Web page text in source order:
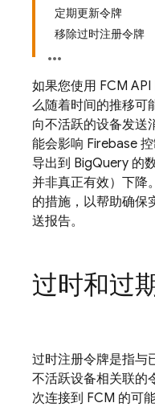
定期更新令牌
移除过时注册令牌
如果您使用 FCM API
么随着时间的推移可
向不活跃的设备发送
能会影响 Firebase
导出到 BigQuery 的
并非真正有效）下降
的措施，以帮助确保
送报告。
过时和过
过时注册令牌是指与
不活跃设备相关联的
次连接到 FCM 的可